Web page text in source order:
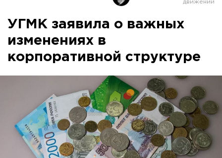
УГМК заявила о важных
изменениях в
корпоративной структуре